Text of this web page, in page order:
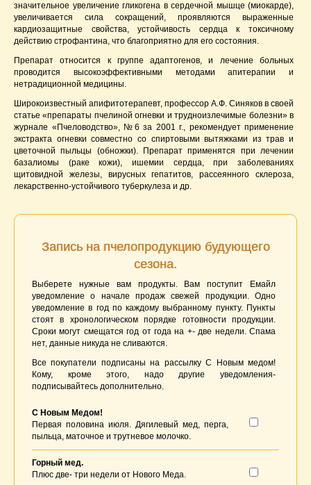
значительное увеличение гликогена в сердечной мышце (миокарде),
увеличивается сила сокращений, проявляются выраженные
кардиозащитные свойства, устойчивость сердца к токсичному
действию строфантина, что благоприятно для его состояния.
Препарат относится к группе адаптогенов, и лечение больных
проводится высокоэффективными методами апитерапии и
нетрадиционной медицины.
Широкоизвестный апифитотерапевт, профессор А.Ф. Синяков в своей
статье «препараты пчелиной огневки и трудноизлечимые болезни» в
журнале «Пчеловодство», №6 за 2001 г., рекомендует применение
экстракта огневки совместно со спиртовыми вытяжками из трав и
цветочной пыльцы (обножки). Препарат применятся при лечении
базалиомы (раке кожи), ишемии сердца, при заболеваниях
щитовидной железы, вирусных гепатитов, рассеянного склероза,
лекарственно-устойчивого туберкулеза и др.
Запись на пчелопродукцию будующего
сезона.
Выберете нужные вам продукты. Вам поступит Емайл
уведомление о начале продаж свежей продукции. Одно
уведомление в год по каждому выбранному пункту. Пункты
стоят в хронологическом порядке готовности продукции.
Сроки могут смещатся год от года на +- две недели. Спама
нет, данные никуда не сливаются.
Все покупатели подписаны на рассылку С Новым медом!
Кому, кроме этого, надо другие уведомления-
подписывайтесь дополнительно.
С Новым Медом!
Первая половина июля. Дягилевый мед, перга,
пыльца, маточное и трутневое молочко.
Горный мед.
Плюс две- три недели от Нового Меда.